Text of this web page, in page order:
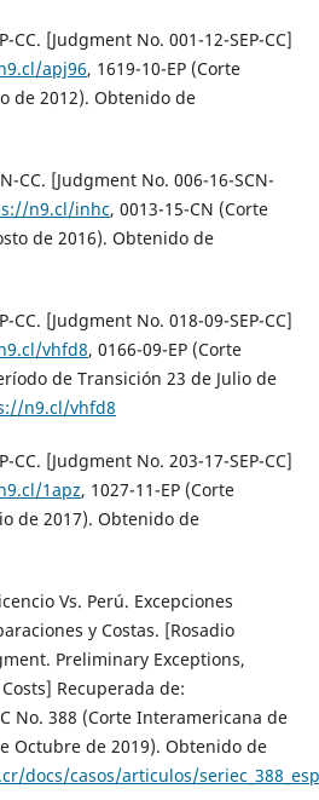
CC. [Judgment No. 001-12-SEP-CC]
apj96, 1619-10-EP (Corte
de 2012). Obtenido de
CC. [Judgment No. 006-16-SCN-
n9.cl/inhc, 0013-15-CN (Corte
de 2016). Obtenido de
CC. [Judgment No. 018-09-SEP-CC]
vhfd8, 0166-09-EP (Corte
de Transición 23 de Julio de
n9.cl/vhfd8
CC. [Judgment No. 203-17-SEP-CC]
1apz, 1027-11-EP (Corte
de 2017). Obtenido de
Vs. Perú. Excepciones
y Costas. [Rosadio
Preliminary Exceptions,
Recuperada de:
No. 388 (Corte Interamericana de
Octubre de 2019). Obtenido de
docs/casos/articulos/